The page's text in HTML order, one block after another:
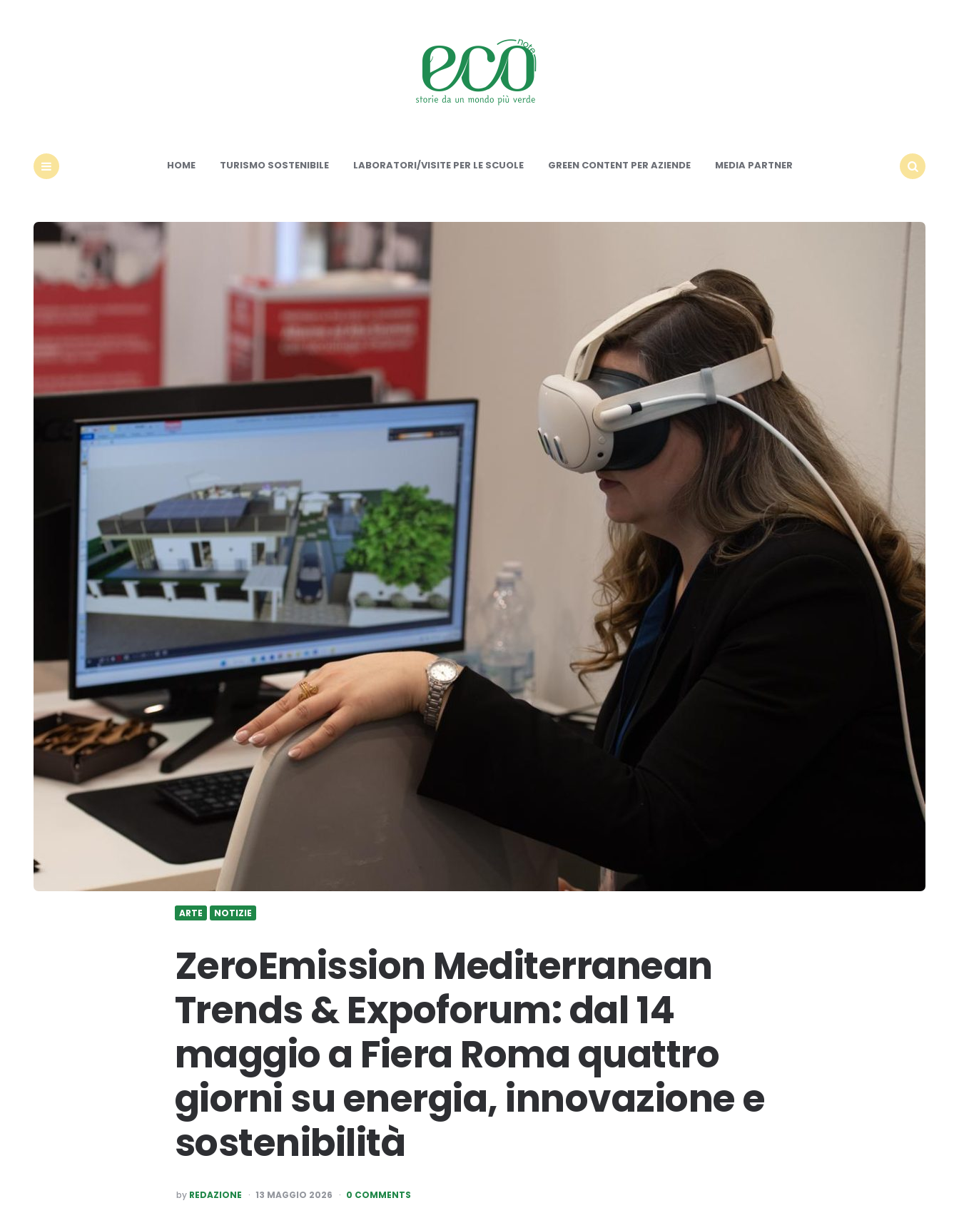
HOME TURISMO SOSTENIBILE LABORATORI/VISITE PER LE SCUOLE GREEN CONTENT PER AZIENDE
MEDIA PARTNER
ARTE NOTIZIE
ZeroEmission Mediterranean
Trends & Expoforum: dal 14
maggio a Fiera Roma quattro
giorni su energia, innovazione e
sostenibilità
POSTED
BY
by REDAZIONE 13 MAGGIO 2026 0 COMMENTS